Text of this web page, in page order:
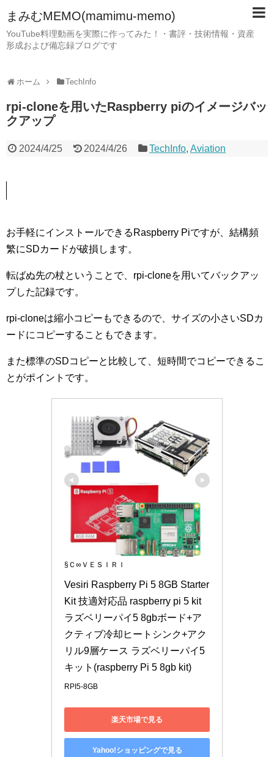
まみむMEMO(mamimu-memo)
YouTube料理動画を実際に作ってみた！・書評・技術情報・資産
形成および備忘録ブログです
ホーム TechInfo
rpi-cloneを用いたRaspberry piのイメージバッ
クアップ
2024/4/25 2024/4/26 TechInfo,Aviation
お手軽にインストールできるRaspberry Piですが、結構頻
繁にSDカードが破損します。
転ばぬ先の杖ということで、rpi-cloneを用いてバックアッ
プした記録です。
rpi-cloneは縮小コピーもできるので、サイズの小さいSDカ
ードにコピーすることもできます。
また標準のSDコピーと比較して、短時間でコピーできるこ
とがポイントです。
§Ｃ∞ＶＥＳＩＲＩ
Vesiri Raspberry Pi 5 8GB Starter
Kit 技適対応品 raspberry pi 5 kit
ラズベリーパイ5 8gbボード+ア
クティブ冷却ヒートシンク+アク
リル9層ケース ラズベリーパイ5
キット(raspberry Pi 5 8gb kit)
RPI5-8GB
楽天市場で見る
Yahoo!ショッピングで見る